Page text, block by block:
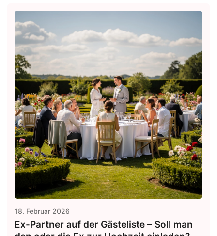
18. Februar 2026
Ex-Partner auf der Gästeliste – Soll man